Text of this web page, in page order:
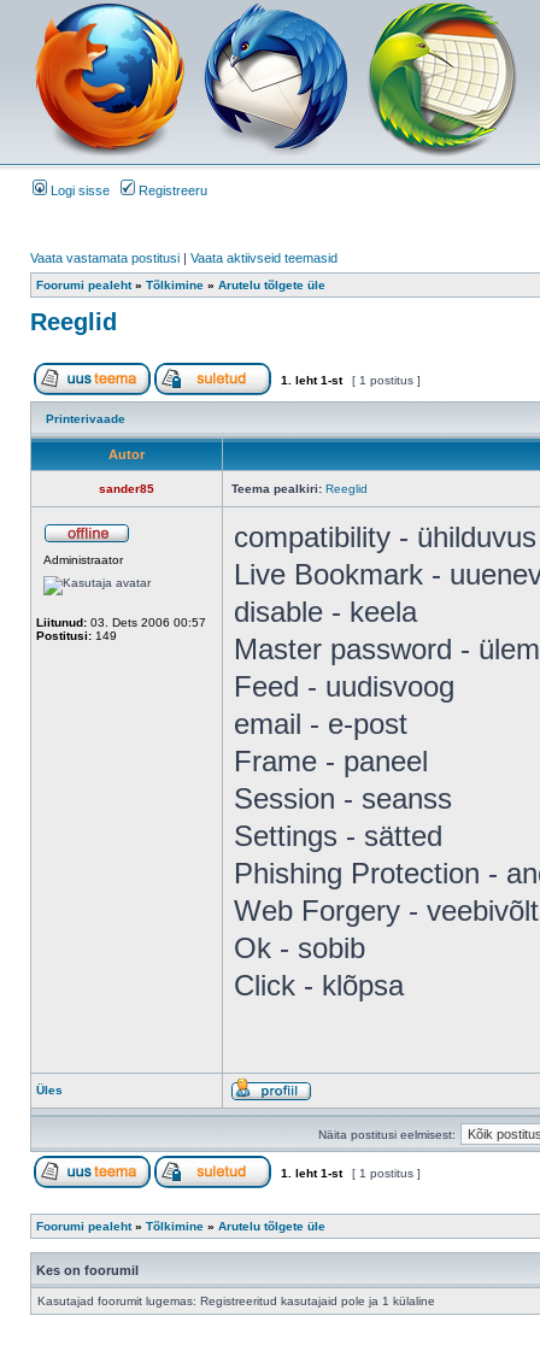
Logi sisse Registreeru
Vaata vastamata postitusi | Vaata aktiivseid teemasid
Foorumi pealeht» Tõlkimine » Arutelu tõlgete üle
Reeglid
1 . leht1-st [ 1 postitus ]
Printerivaade
Autor
sander85 Teema pealkiri: Reeglid
Administraator
Liitunud: 03. Dets 2006 00:57
Postitusi: 149
compatibility - ühilduvus
Live Bookmark -
disable - keela
Master password -
Feed - uudisvoog
email - e-post
Frame - paneel
Session - seanss
Settings - sätted
Phishing Protection -
Web Forgery -
Ok - sobib
Click - klõpsa
Üles
Näita postitusi eelmisest:
1 . leht1-st [ 1 postitus ]
Foorumi pealeht» Tõlkimine » Arutelu tõlgete üle
Kes on foorumil
Kasutajad foorumit lugemas: Registreeritud kasutajaid pole ja 1 külaline